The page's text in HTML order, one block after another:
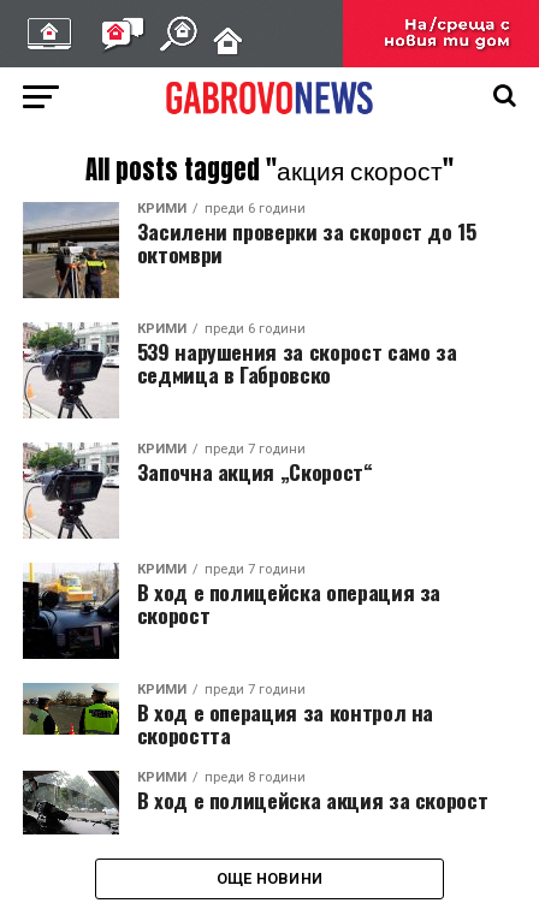
All posts tagged "акция скорост"
КРИМИ преди 6 години
Засилени проверки за скорост до 15
октомври
КРИМИ преди 6 години
539 нарушения за скорост само за
седмица в Габровско
КРИМИ преди 7 години
Започна акция „Скорост“
КРИМИ преди 7 години
В ход е полицейска операция за
скорост
КРИМИ преди 7 години
В ход е операция за контрол на
скоростта
КРИМИ преди 8 години
В ход е полицейска акция за скорост
ОЩЕ НОВИНИ